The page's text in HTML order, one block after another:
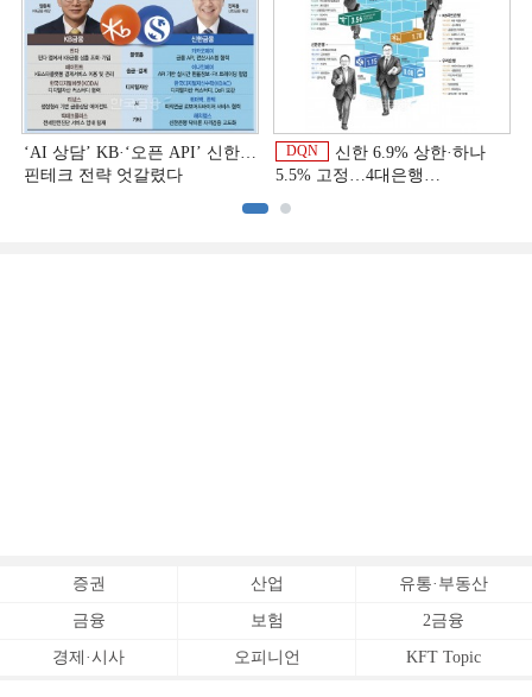
‘AI 상담’ KB·‘오픈 API’ 신한…
핀테크 전략 엇갈렸다
DQN
신한 6.9% 상한·하나
5.5% 고정…4대은행
증권 산업 유통·부동산
금융 보험 2금융
경제·시사 오피니언 KFT Topic